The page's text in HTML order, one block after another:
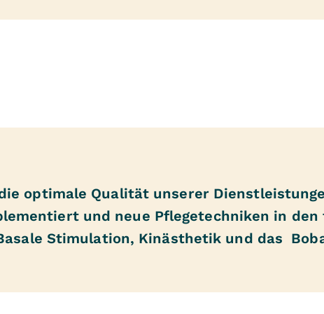
optimale Qualität unserer
und neue Pflegetechniken in den
Stimulation, Kinästhetik und das